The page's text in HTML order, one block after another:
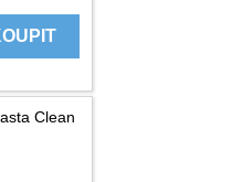
Clean